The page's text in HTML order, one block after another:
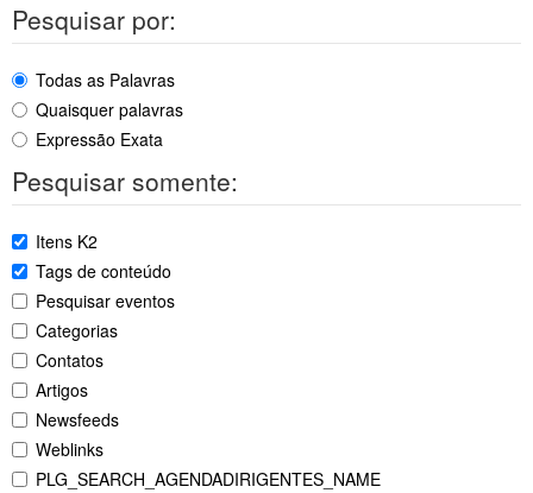
Pesquisar por:
Todas as Palavras
Quaisquer palavras
Expressão Exata
Pesquisar somente:
Itens K2
Tags de conteúdo
Pesquisar eventos
Categorias
Contatos
Artigos
Newsfeeds
Weblinks
PLG_SEARCH_AGENDADIRIGENTES_NAME